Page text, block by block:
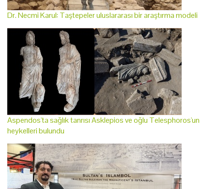
Dr. Necmi Karul: Taştepeler uluslararası bir araştırma modeli
Aspendos'ta sağlık tanrısı Asklepios ve oğlu Telesphoros'un
heykelleri bulundu